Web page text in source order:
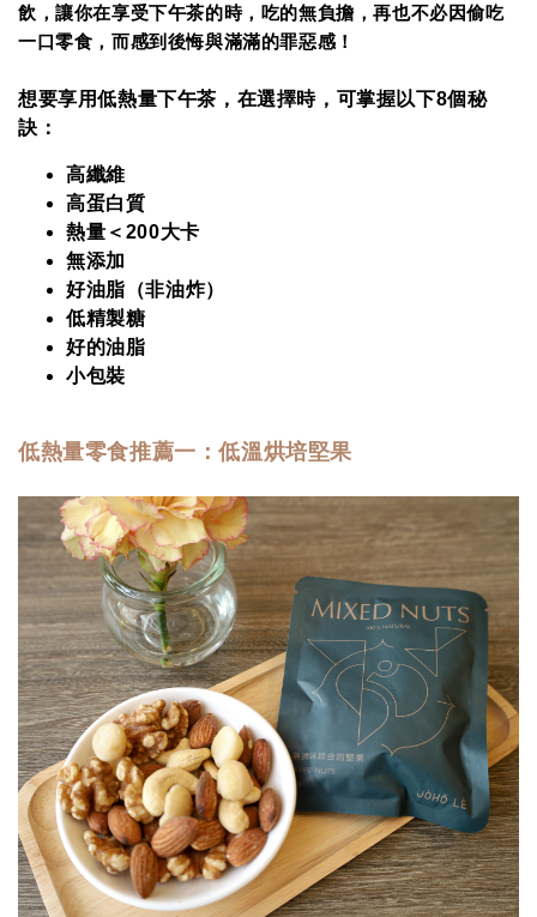
飲，讓你在享受下午茶的時，吃的無負擔，再也不必因偷吃
一口零食，而感到後悔與滿滿的罪惡感！
想要享用低熱量下午茶，在選擇時，可掌握以下8個秘
訣：
高纖維
高蛋白質
熱量＜200大卡
無添加
好油脂（非油炸）
低精製糖
好的油脂
小包裝
低熱量零食推薦一：低溫烘培堅果